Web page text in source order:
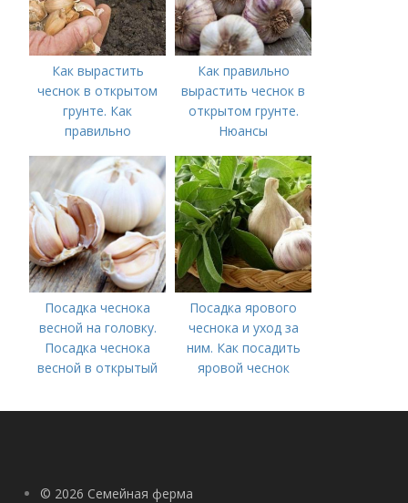
Как вырастить
чеснок в открытом
грунте. Как
правильно
открытом грунте
Как правильно
вырастить чеснок в
открытом грунте.
Нюансы
озимого чеснока
Посадка чеснока
весной на головку.
Посадка чеснока
весной в открытый
Посадка ярового
чеснока и уход за
ним. Как посадить
яровой чеснок
© 2026 Семейная ферма